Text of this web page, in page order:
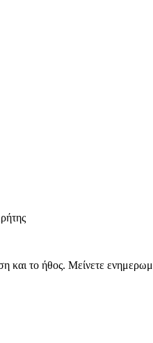
και το ήθος. Μείνετε